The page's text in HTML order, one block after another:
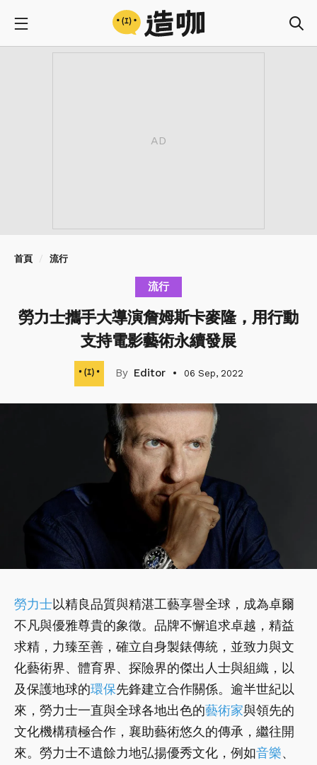
首頁 流行
流行
勞力士攜手大導演詹姆斯卡麥隆，用行動
支持電影藝術永續發展
Editor 06 Sep, 2022
勞力士以精良品質與精湛工藝享譽全球，成為卓爾
不凡與優雅尊貴的象徵。品牌不懈追求卓越，精益
求精，力臻至善，確立自身製錶傳統，並致力與文
化藝術界、體育界、探險界的傑出人士與組織，以
及保護地球的環保先鋒建立合作關係。逾半世紀以
來，勞力士一直與全球各地出色的藝術家與領先的
文化機構積極合作，襄助藝術悠久的傳承，繼往開
來。勞力士不遺餘力地弘揚優秀文化，例如音樂、